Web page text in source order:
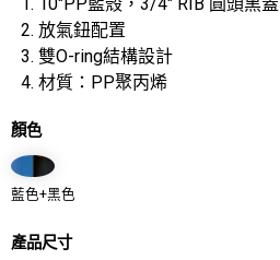
放氣鈕配置
雙O-ring結構設計
材質：PP聚丙烯
顏色
藍色+黑色
產品尺寸